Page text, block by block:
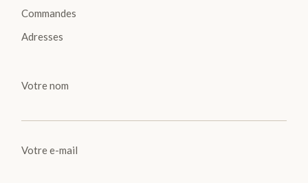
Commandes
Adresses
Votre nom
Votre e-mail